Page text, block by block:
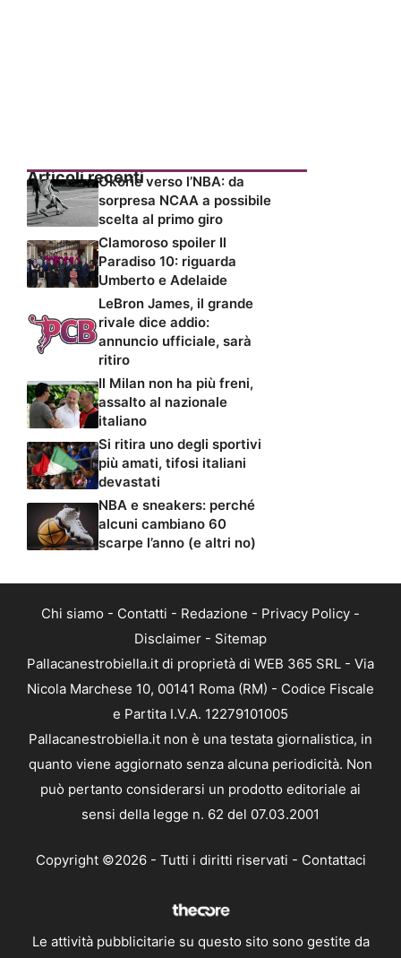
Articoli recentiOkorie verso l’NBA: da
sorpresa NCAA a possibile
scelta al primo giro
Clamoroso spoiler Il
Paradiso 10: riguarda
Umberto e Adelaide
LeBron James, il grande
rivale dice addio:
annuncio ufficiale, sarà
ritiro
Il Milan non ha più freni,
assalto al nazionale
italiano
Si ritira uno degli sportivi
più amati, tifosi italiani
devastati
NBA e sneakers: perché
alcuni cambiano 60
scarpe l’anno (e altri no)
Chi siamo - Contatti - Redazione - Privacy Policy -
Disclaimer - Sitemap
Pallacanestrobiella.it di proprietà di WEB 365 SRL - Via
Nicola Marchese 10, 00141 Roma (RM) - Codice Fiscale
e Partita I.V.A. 12279101005
Pallacanestrobiella.it non è una testata giornalistica, in
quanto viene aggiornato senza alcuna periodicità. Non
può pertanto considerarsi un prodotto editoriale ai
sensi della legge n. 62 del 07.03.2001
Copyright ©2026 - Tutti i diritti riservati - Contattaci
Le attività pubblicitarie su questo sito sono gestite da